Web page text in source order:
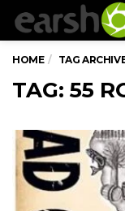
HOME TAG
TAG: 55